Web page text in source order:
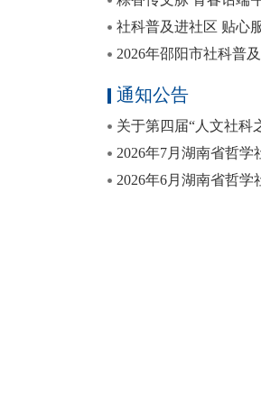
展传承弘扬端午传统
社科普及进社区 贴
社科联联合市第五人
2026年邵阳市社科普
赛圆满举行
通知公告
关于第四届“人文社科
及短视频大赛获奖名
2026年7月湖南省哲学
委员会课题结题名单
2026年6月湖南省哲学